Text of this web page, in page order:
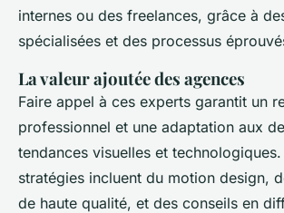
internes ou des freelances, grâce à
spécialisées et des processus
La valeur ajoutée des agences
Faire appel à ces experts garantit un
professionnel et une adaptation aux
tendances visuelles et
stratégies incluent du motion design,
de haute qualité, et des conseils en